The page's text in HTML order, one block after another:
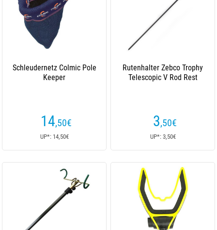
Schleudernetz Colmic Pole
Keeper
14,50€
UP*: 14,50€
Rutenhalter Zebco Trophy
Telescopic V Rod Rest
3,50€
UP*: 3,50€